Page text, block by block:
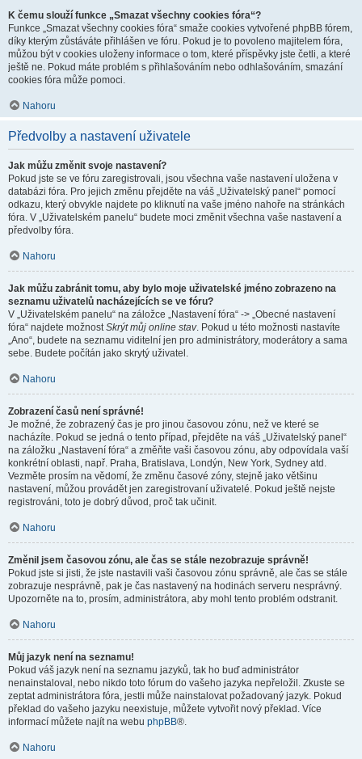
K čemu slouží funkce „Smazat všechny cookies fóra“?
Funkce „Smazat všechny cookies fóra“ smaže cookies vytvořené phpBB fórem,
díky kterým zůstáváte přihlášen ve fóru. Pokud je to povoleno majitelem fóra,
můžou být v cookies uloženy informace o tom, které příspěvky jste četli, a které
ještě ne. Pokud máte problém s přihlašováním nebo odhlašováním, smazání
cookies fóra může pomoci.
Nahoru
Předvolby a nastavení uživatele
Jak můžu změnit svoje nastavení?
Pokud jste se ve fóru zaregistrovali, jsou všechna vaše nastavení uložena v
databázi fóra. Pro jejich změnu přejděte na váš „Uživatelský panel“ pomocí
odkazu, který obvykle najdete po kliknutí na vaše jméno nahoře na stránkách
fóra. V „Uživatelském panelu“ budete moci změnit všechna vaše nastavení a
předvolby fóra.
Nahoru
Jak můžu zabránit tomu, aby bylo moje uživatelské jméno zobrazeno na
seznamu uživatelů nacházejících se ve fóru?
V „Uživatelském panelu“ na záložce „Nastavení fóra“ -> „Obecné nastavení
fóra“ najdete možnostSkrýt můj online stav. Pokud u této možnosti nastavíte
„Ano“, budete na seznamu viditelní jen pro administrátory, moderátory a sama
sebe. Budete počítán jako skrytý uživatel.
Nahoru
Zobrazení časů není správné!
Je možné, že zobrazený čas je pro jinou časovou zónu, než ve které se
nacházíte. Pokud se jedná o tento případ, přejděte na váš „Uživatelský panel“
na záložku „Nastavení fóra“ a změňte vaši časovou zónu, aby odpovídala vaší
konkrétní oblasti, např. Praha, Bratislava, Londýn, New York, Sydney atd.
Vezměte prosím na vědomí, že změnu časové zóny, stejně jako většinu
nastavení, můžou provádět jen zaregistrovaní uživatelé. Pokud ještě nejste
registrováni, toto je dobrý důvod, proč tak učinit.
Nahoru
Změnil jsem časovou zónu, ale čas se stále nezobrazuje správně!
Pokud jste si jisti, že jste nastavili vaši časovou zónu správně, ale čas se stále
zobrazuje nesprávně, pak je čas nastavený na hodinách serveru nesprávný.
Upozorněte na to, prosím, administrátora, aby mohl tento problém odstranit.
Nahoru
Můj jazyk není na seznamu!
Pokud váš jazyk není na seznamu jazyků, tak ho buď administrátor
nenainstaloval, nebo nikdo toto fórum do vašeho jazyka nepřeložil. Zkuste se
zeptat administrátora fóra, jestli může nainstalovat požadovaný jazyk. Pokud
překlad do vašeho jazyku neexistuje, můžete vytvořit nový překlad. Více
informací můžete najít na webu phpBB®.
Nahoru